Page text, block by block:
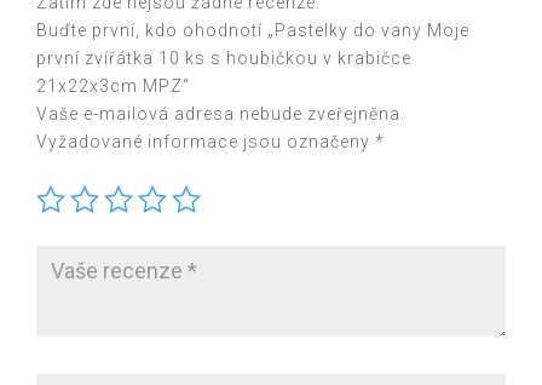
21x22x3cm
MPZ
Buďte první, kdo ohodnotí „Pastelky do vany Moje
první zvířátka 10 ks s houbičkou v krabičce
21x22x3cm MPZ“
Vaše e-mailová adresa nebude zveřejněna.
Vyžadované informace jsou označeny *